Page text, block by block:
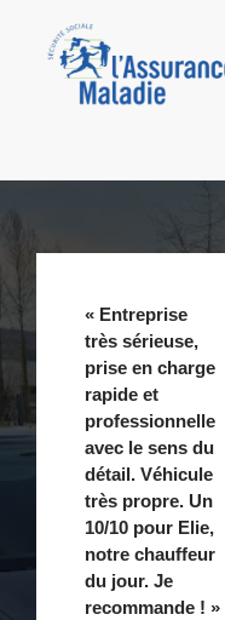
« Entreprise
très sérieuse,
prise en charge
rapide et
professionnelle
avec le sens du
détail. Véhicule
très propre. Un
10/10 pour Elie,
notre chauffeur
du jour. Je
recommande ! »